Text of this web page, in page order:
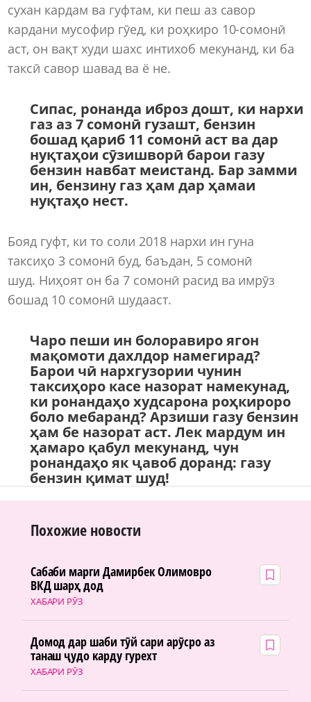
сухан кардам ва гуфтам, ки пеш аз савор
кардани мусофир гӯед, ки роҳкиро 10-сомонӣ
аст, он вақт худи шахс интихоб мекунанд, ки ба
таксӣ савор шавад ва ё не.
Сипас, ронанда иброз дошт, ки нархи
газ аз 7 сомонӣ гузашт, бензин
бошад қариб 11 сомонӣ аст ва дар
нуқтаҳои сӯзишворӣ барои газу
бензин навбат меистанд. Бар замми
ин, бензину газ ҳам дар ҳамаи
нуқтаҳо нест.
Бояд гуфт, ки то соли 2018 нархи ин гуна
таксиҳо 3 сомонӣ буд, баъдан, 5 сомонӣ
шуд. Ниҳоят он ба 7 сомонӣ расид ва имрӯз
бошад 10 сомонӣ шудааст.
Чаро пеши ин болоравиро ягон
мақомоти дахлдор намегирад?
Барои чӣ нархгузории чунин
таксиҳоро касе назорат намекунад,
ки ронандаҳо худсарона роҳкироро
боло мебаранд? Арзиши газу бензин
ҳам бе назорат аст. Лек мардум ин
ҳамаро қабул мекунанд, чун
ронандаҳо як ҷавоб доранд: газу
бензин қимат шуд!
Похожие новости
ХАБАРИ РӮЗ
Сабаби марги Дамирбек Олимовро
ВКД шарҳ дод
ХАБАРИ РӮЗ
Домод дар шаби тӯй сари арӯсро аз
танаш ҷудо карду гурехт